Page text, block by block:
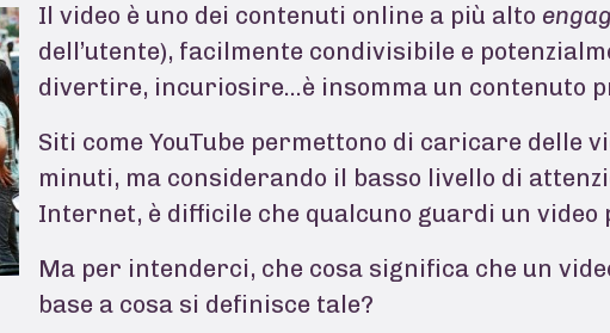
Il video è uno dei contenuti online a più alto
dell’utente), facilmente condivisibile e
divertire, incuriosire…è insomma un contenuto
Siti come YouTube permettono di caricare delle
minuti, ma considerando il basso livello di
Internet, è difficile che qualcuno guardi un video
Ma per intenderci, che cosa significa che un
base a cosa si definisce tale?